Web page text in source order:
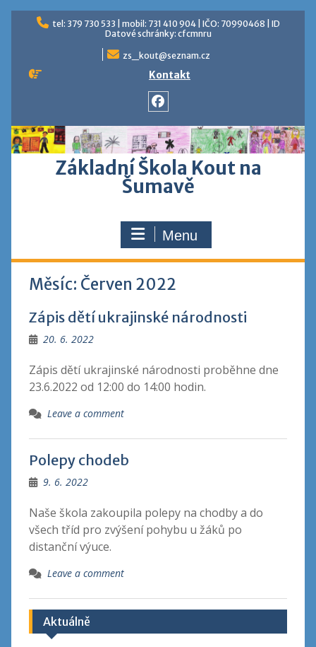
Skip
tel: 379 730 533 | mobil: 731 410 904 | IČO: 70990468 | ID
Datové schránky: cfcmnru
zs_kout@seznam.cz
Kontakt
Základní Škola Kout na
Šumavě
Menu
Měsíc: Červen 2022
Zápis dětí ukrajinské národnosti
20. 6. 2022
Zápis dětí ukrajinské národnosti proběhne dne
23.6.2022 od 12:00 do 14:00 hodin.
Leave a comment
Polepy chodeb
9. 6. 2022
Naše škola zakoupila polepy na chodby a do
všech tříd pro zvýšení pohybu u žáků po
distanční výuce.
Leave a comment
Aktuálně